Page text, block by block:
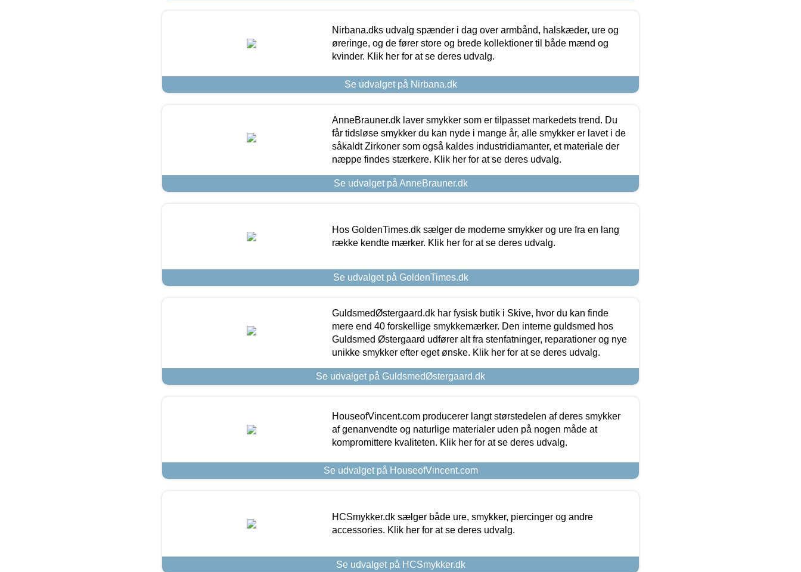
Nirbana.dks udvalg spænder i dag over armbånd, halskæder, ure og
øreringe, og de fører store og brede kollektioner til både mænd og
kvinder. Klik her for at se deres udvalg.
Se udvalget på Nirbana.dk
AnneBrauner.dk laver smykker som er tilpasset markedets trend. Du
får tidsløse smykker du kan nyde i mange år, alle smykker er lavet i de
såkaldt Zirkoner som også kaldes industridiamanter, et materiale der
næppe findes stærkere. Klik her for at se deres udvalg.
Se udvalget på AnneBrauner.dk
Hos GoldenTimes.dk sælger de moderne smykker og ure fra en lang
række kendte mærker. Klik her for at se deres udvalg.
Se udvalget på GoldenTimes.dk
GuldsmedØstergaard.dk har fysisk butik i Skive, hvor du kan finde
mere end 40 forskellige smykkemærker. Den interne guldsmed hos
Guldsmed Østergaard udfører alt fra stenfatninger, reparationer og nye
unikke smykker efter eget ønske. Klik her for at se deres udvalg.
Se udvalget på GuldsmedØstergaard.dk
HouseofVincent.com producerer langt størstedelen af deres smykker
af genanvendte og naturlige materialer uden på nogen måde at
kompromittere kvaliteten. Klik her for at se deres udvalg.
Se udvalget på HouseofVincent.com
HCSmykker.dk sælger både ure, smykker, piercinger og andre
accessories. Klik her for at se deres udvalg.
Se udvalget på HCSmykker.dk